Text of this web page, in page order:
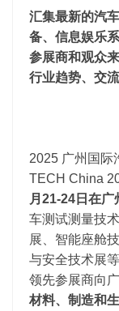
汇集最新的汽
备、信息娱乐
参展商和观众
行业趋势、交
2025 广州国际
TECH China
月21-24日在广
车测试测量技
展、智能座舱
与安全技术展
领先参展商向
材料、制造和